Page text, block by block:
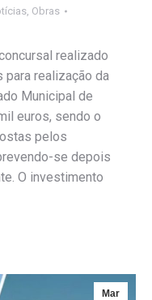
Obras
realizado
para realização da
Municipal de
euros, sendo o
pelos
se depois
O investimento
Mar